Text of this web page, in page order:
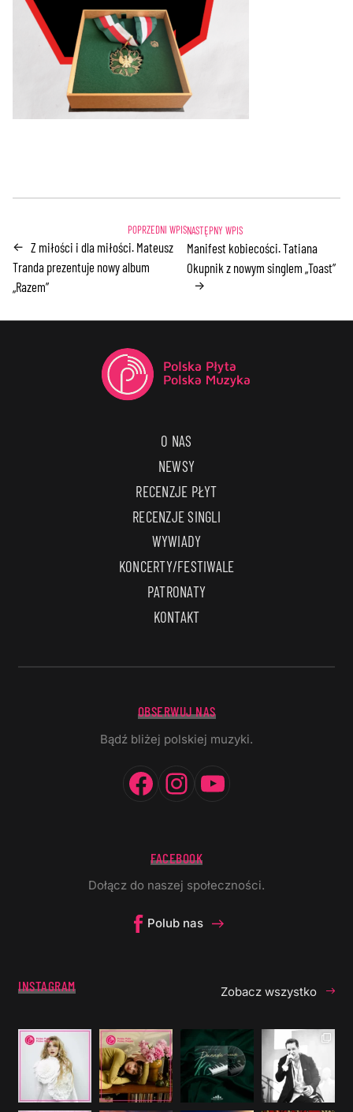
← Z miłości i dla miłości. Mateusz
Tranda prezentuje nowy album
„Razem”
Manifest kobiecości. Tatiana
Okupnik z nowym singlem „Toast”
→
O NAS
NEWSY
RECENZJE PŁYT
RECENZJE SINGLI
WYWIADY
KONCERTY/FESTIWALE
PATRONATY
KONTAKT
OBSERWUJ NAS
Bądź bliżej polskiej muzyki.
Facebook
Instagram
FACEBOOK
Dołącz do naszej społeczności.
Polub nas
INSTAGRAM Zobacz wszystko